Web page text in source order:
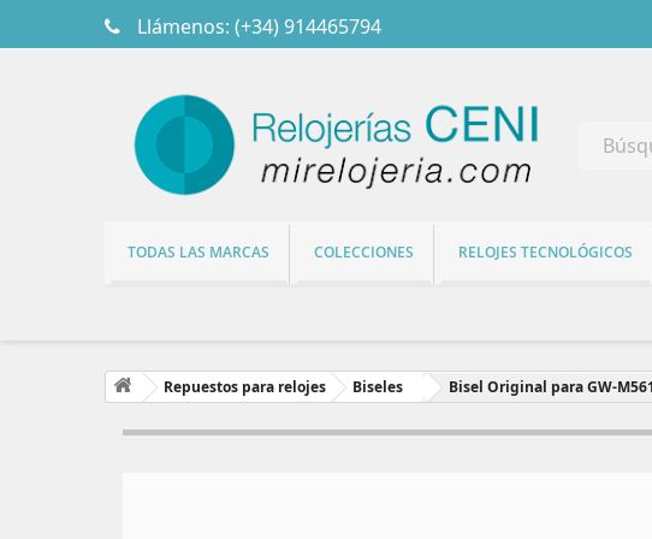
Llámenos: (+34) 914465794
TODAS LAS MARCAS COLECCIONES RELOJES TECNOLÓGICOS
Repuestos para relojes Biseles Bisel Original para GW-